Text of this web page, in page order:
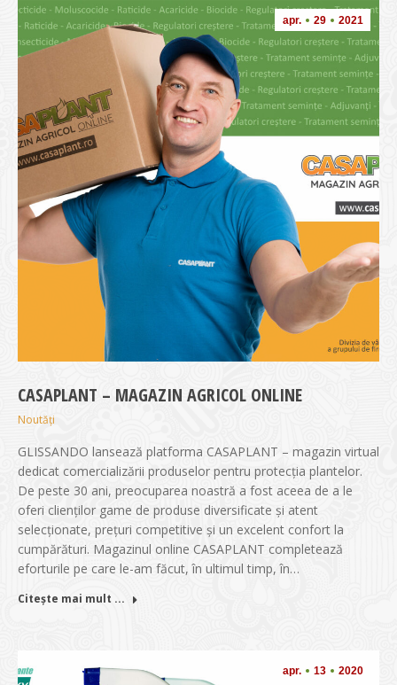
apr. 29 2021
CASAPLANT – MAGAZIN AGRICOL ONLINE
Noutăți
GLISSANDO lansează platforma CASAPLANT – magazin virtual
dedicat comercializării produselor pentru protecția plantelor.
De peste 30 ani, preocuparea noastră a fost aceea de a le
oferi clienților game de produse diversificate și atent
selecționate, prețuri competitive și un excelent confort la
cumpărături. Magazinul online CASAPLANT completează
eforturile pe care le-am făcut, în ultimul timp, în…
Citește mai mult ...
apr. 13 2020